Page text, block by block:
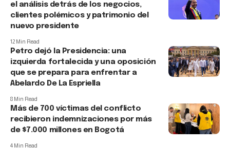
el análisis detrás de los negocios,
clientes polémicos y patrimonio del
nuevo presidente
12 Min Read
Petro dejó la Presidencia: una
izquierda fortalecida y una oposición
que se prepara para enfrentar a
Abelardo De La Espriella
8 Min Read
Más de 700 víctimas del conflicto
recibieron indemnizaciones por más
de $7.000 millones en Bogotá
4 Min Read